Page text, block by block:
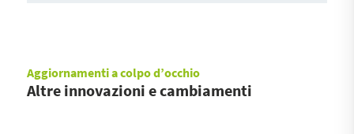
Aggiornamenti a colpo d’occhio
Altre innovazioni e cambiamenti